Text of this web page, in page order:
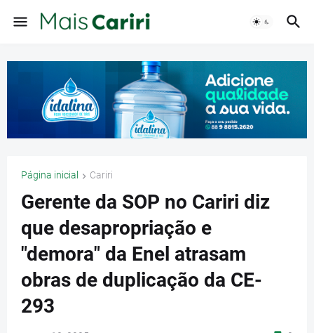
Página inicial Cariri
Gerente da SOP no Cariri diz
que desapropriação e
"demora" da Enel atrasam
obras de duplicação da CE-
293